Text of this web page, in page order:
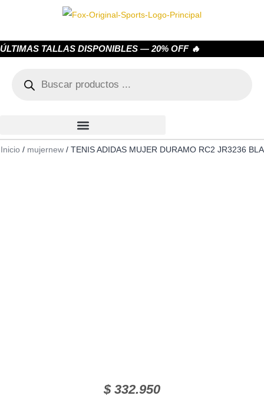
ÚLTIMAS TALLAS DISPONIBLES — 20% OFF 🔥
Inicio/ mujernew/ TENIS ADIDAS MUJER DURAMO RC2 JR3236 BLA
$332.950